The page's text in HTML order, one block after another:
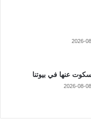
2026-
عنها في بيوتنا
2026-08-08